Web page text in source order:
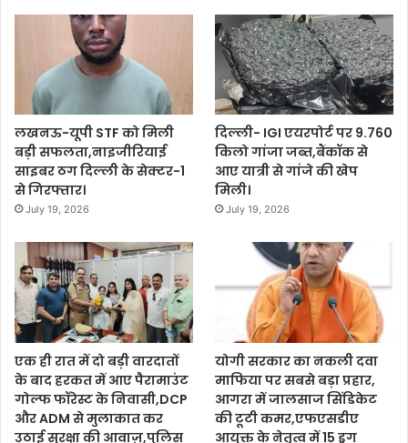
लखनऊ-यूपी STF को मिली
बड़ी सफलता,नाइजीरियाई
साइबर ठग दिल्ली के सेक्टर-1
से गिरफ्तार।
July 19, 2026
दिल्ली- IGI एयरपोर्ट पर 9.760
किलो गांजा जब्त,बैंकॉक से
आए यात्री से गांजे की खेप
मिली।
July 19, 2026
एक ही रात में दो बड़ी वारदातों
के बाद हरकत में आए पैरामाउंट
गोल्फ फॉरेस्ट के निवासी,DCP
और ADM से मुलाकात कर
उठाई सुरक्षा की आवाज़,पुलिस
योगी सरकार का नकली दवा
माफिया पर सबसे बड़ा प्रहार,
आगरा में जालसाज सिंडिकेट
की टूटी कमर,एफएसडीए
आयुक्त के नेतृत्व में 15 ड्रग